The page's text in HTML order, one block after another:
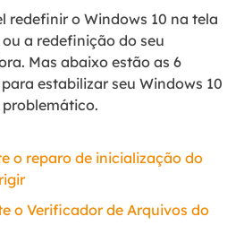
redefinir o Windows 10 na tela
a redefinição do seu
Mas abaixo estão as 6
estabilizar seu Windows 10
problemático.
o reparo de inicialização do
o Verificador de Arquivos do